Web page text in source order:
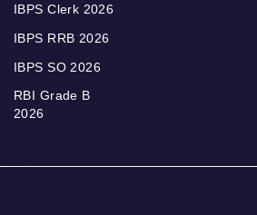
IBPS Clerk 2026
IBPS RRB 2026
IBPS SO 2026
RBI Grade B
2026